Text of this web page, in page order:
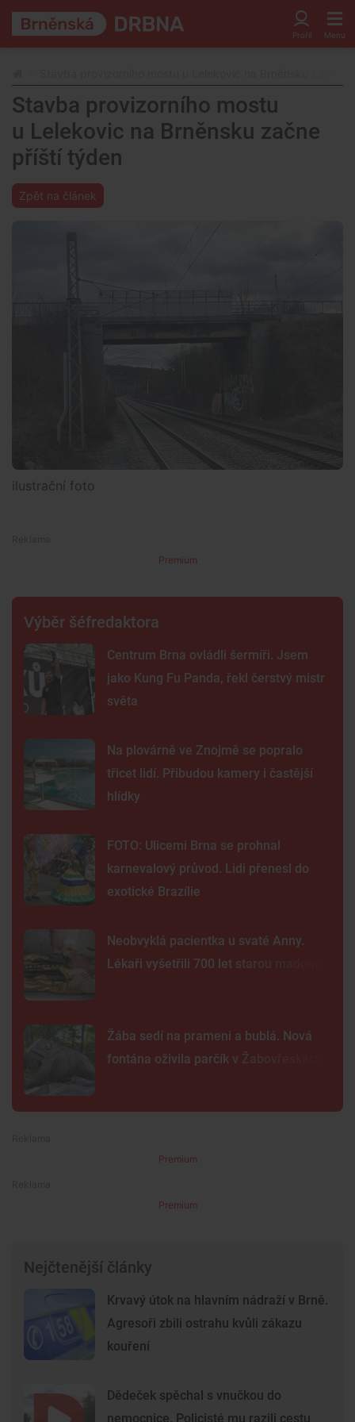
Stavba provizorního mostu
u Lelekovic na Brněnsku začne
příští týden
Zpět na článek
ilustrační foto
Premium
Výběr šéfredaktora
Centrum Brna ovládli šermíři. Jsem
jako Kung Fu Panda, řekl čerstvý mistr
světa
Na plovárně ve Znojmě se popralo
třicet lidí. Přibudou kamery i častější
hlídky
FOTO: Ulicemi Brna se prohnal
karnevalový průvod. Lidi přenesl do
exotické Brazílie
Neobvyklá pacientka u svaté Anny.
Lékaři vyšetřili 700 let starou madonu
Žába sedí na prameni a bublá. Nová
fontána oživila parčík v Žabovřeskách
Premium
Premium
Nejčtenější články
Krvavý útok na hlavním nádraží v Brně.
Agresoři zbili ostrahu kvůli zákazu
kouření
Dědeček spěchal s vnučkou do
nemocnice. Policisté mu razili cestu